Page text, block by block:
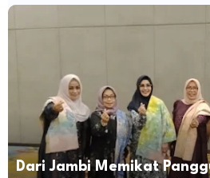
Dari Jambi Memikat